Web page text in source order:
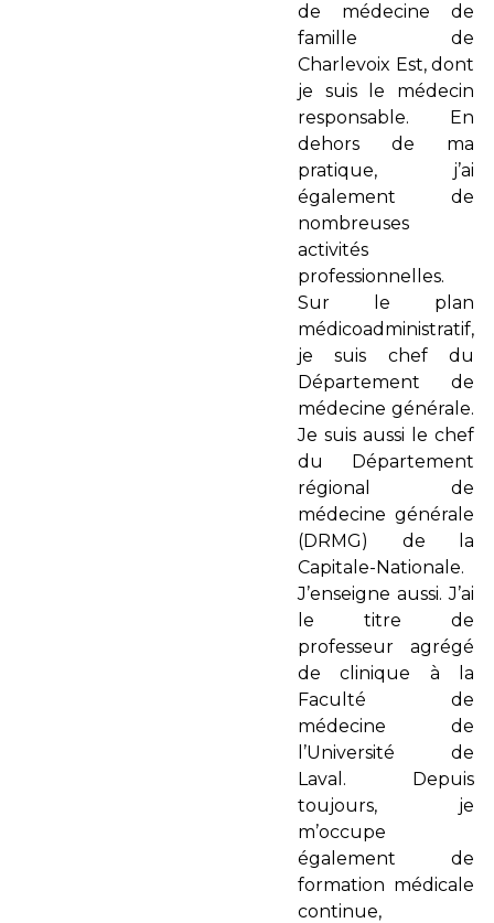
de médecine de
famille de
Charlevoix Est, dont
je suis le médecin
responsable. En
dehors de ma
pratique, j’ai
également de
nombreuses
activités
professionnelles.
Sur le plan
médicoadministratif,
je suis chef du
Département de
médecine générale.
Je suis aussi le chef
du Département
régional de
médecine générale
(DRMG) de la
Capitale-Nationale.
J’enseigne aussi. J’ai
le titre de
professeur agrégé
de clinique à la
Faculté de
médecine de
l’Université de
Laval. Depuis
toujours, je
m’occupe
également de
formation médicale
continue,